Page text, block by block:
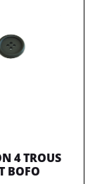
4 TROUS
BOFO